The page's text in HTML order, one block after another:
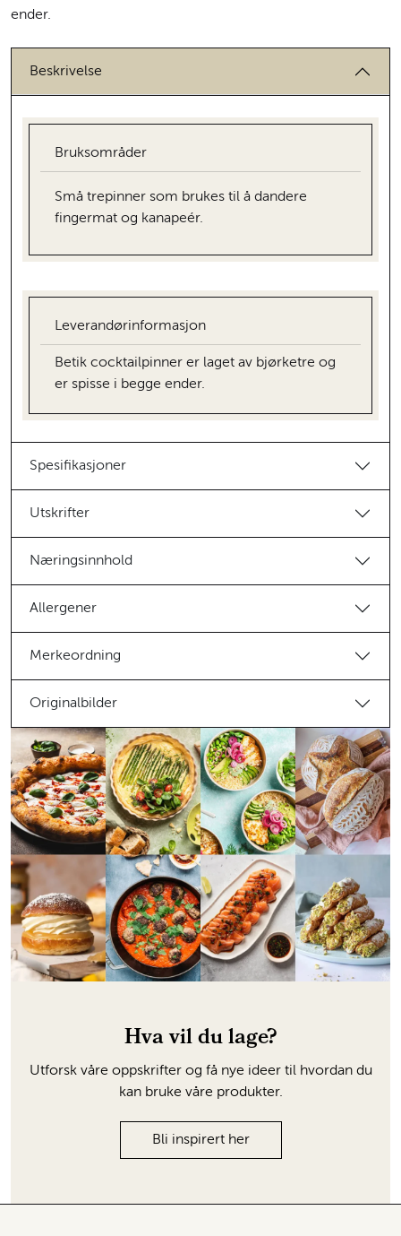
ender.
Beskrivelse
Bruksområder
Små trepinner som brukes til å dandere
fingermat og kanapeér.
Leverandørinformasjon
Betik cocktailpinner er laget av bjørketre og
er spisse i begge ender.
Spesifikasjoner
Utskrifter
Næringsinnhold
Allergener
Merkeordning
Originalbilder
Hva vil du lage?
Utforsk våre oppskrifter og få nye ideer til hvordan du
kan bruke våre produkter.
Bli inspirert her